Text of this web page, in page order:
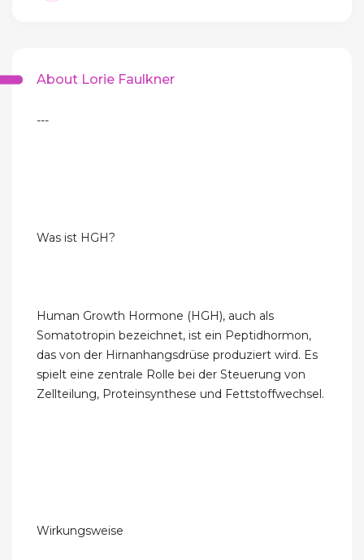
About Lorie Faulkner
---
Was ist HGH?
Human Growth Hormone (HGH), auch als
Somatotropin bezeichnet, ist ein Peptidhormon,
das von der Hirnanhangsdrüse produziert wird. Es
spielt eine zentrale Rolle bei der Steuerung von
Zellteilung, Proteinsynthese und Fettstoffwechsel.
Wirkungsweise